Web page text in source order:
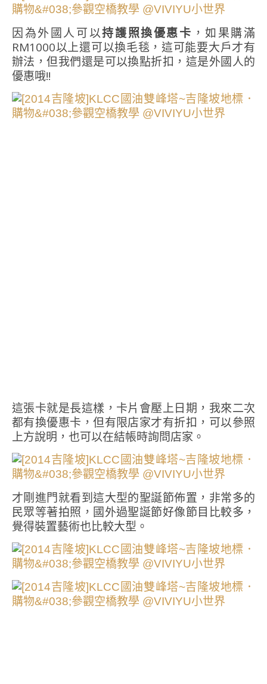
因為外國人可以持護照換優惠卡 ，如果購滿
RM1000以上還可以換毛毯，這可能要大戶才有
辦法，但我們還是可以換點折扣，這是外國人的
優惠哦!!
這張卡就是長這樣，卡片會壓上日期，我來二次
都有換優惠卡，但有限店家才有折扣，可以參照
上方說明，也可以在結帳時詢問店家。
才剛進門就看到這大型的聖誕節佈置，非常多的
民眾等著拍照，國外過聖誕節好像節目比較多，
覺得裝置藝術也比較大型。